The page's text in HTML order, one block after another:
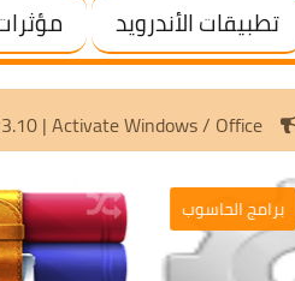
تطبيقات الأندرويد
Scripts v3.10 | Activate
برامج الحاسوب